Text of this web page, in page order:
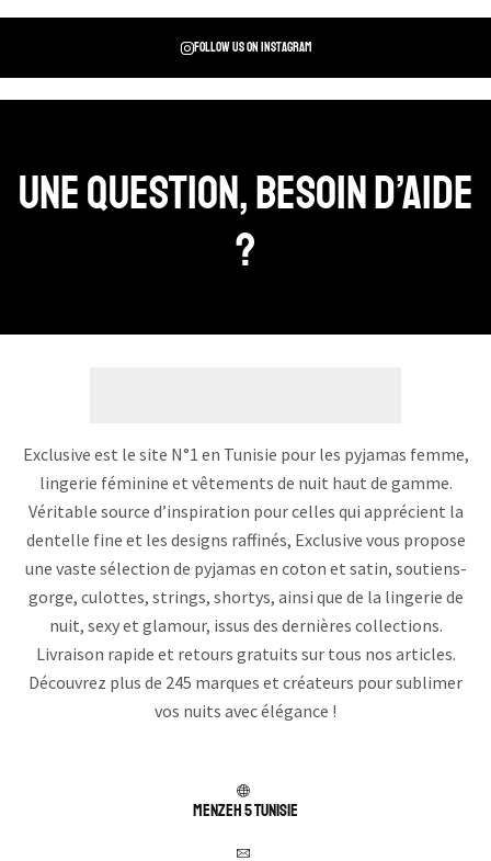
Follow us on instagram
Une question, Besoin d’aide
?
Exclusive est le site N°1 en Tunisie pour les pyjamas femme,
lingerie féminine et vêtements de nuit haut de gamme.
Véritable source d’inspiration pour celles qui apprécient la
dentelle fine et les designs raffinés, Exclusive vous propose
une vaste sélection de pyjamas en coton et satin, soutiens-
gorge, culottes, strings, shortys, ainsi que de la lingerie de
nuit, sexy et glamour, issus des dernières collections.
Livraison rapide et retours gratuits sur tous nos articles.
Découvrez plus de 245 marques et créateurs pour sublimer
vos nuits avec élégance !
Menzeh 5 TUNISIE